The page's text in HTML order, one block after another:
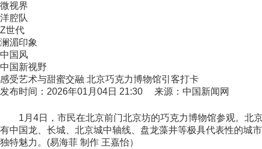
微视界
洋腔队
Z世代
澜湄印象
中国风
中国新视野
感受艺术与甜蜜交融 北京巧克力博物馆引客打卡
发布时间：2026年01月04日 21:30 来源：中国新闻网
1月4日，市民在北京前门北京坊的巧克力博物馆参观。北京
有中国龙、长城、北京城中轴线、盘龙藻井等极具代表性的城
独特魅力。(易海菲 制作 王嘉怡）